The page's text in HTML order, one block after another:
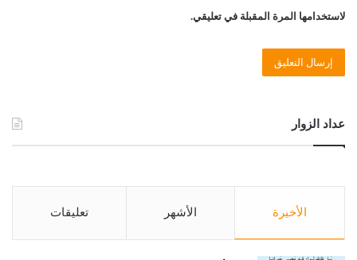
لاستخدامها المرة المقبلة في تعليقي.
عداد الزوار
الأخيرة الأشهر تعليقات